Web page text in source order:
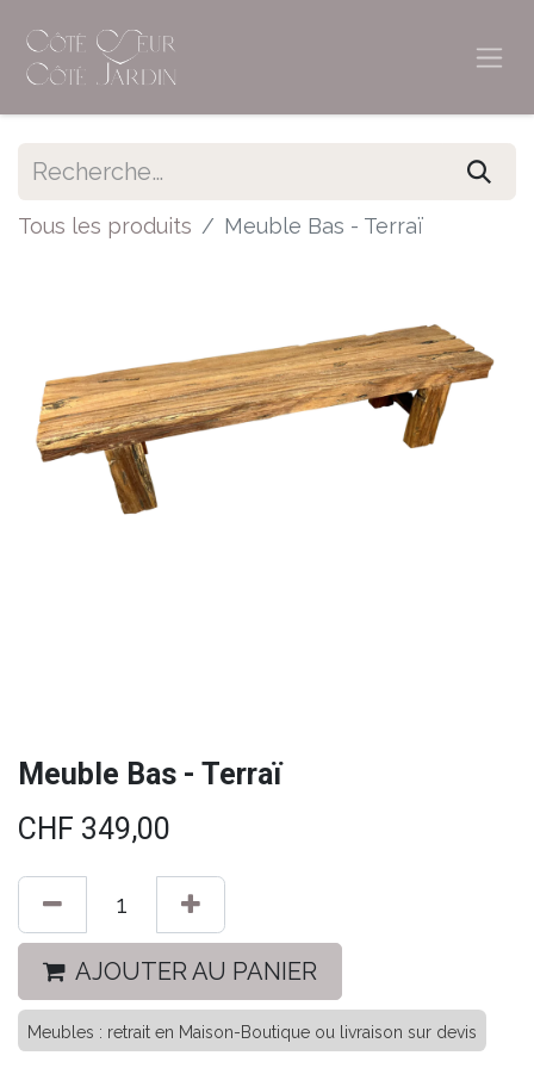
Tous les produits Meuble Bas - Terraï
Meuble Bas - Terraï
CHF 349,00
AJOUTER AU PANIER
Meubles : retrait en Maison-Boutique ou livraison sur devis